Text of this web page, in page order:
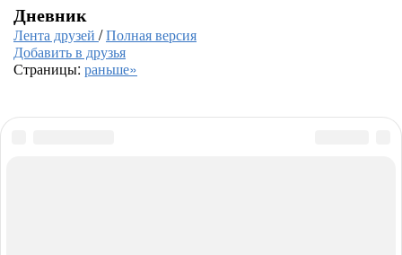
Дневник
Лента друзей /Полная версия
Добавить в друзья
Страницы: раньше»